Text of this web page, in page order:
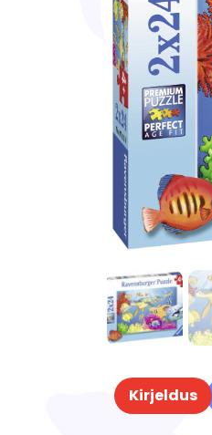
Kirjeldus